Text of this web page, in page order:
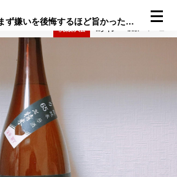
【京都で出会った】飲まず嫌いを後悔するほど旨かった「山陰東郷」